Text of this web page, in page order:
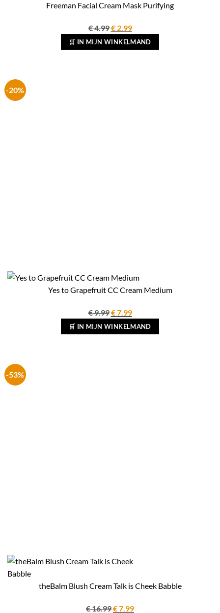
Freeman Facial Cream Mask Purifying
€4.99Oorspronkelijke
prijs
was:
€2.99Huidige
prijs
is:
🛒 IN MIJN WINKELMAND
-20%
Yes to Grapefruit CC Cream Medium
€9.99Oorspronkelijke
prijs
was:
€7.99Huidige
prijs
is:
🛒 IN MIJN WINKELMAND
-53%
theBalm Blush Cream Talk is Cheek Babble
€16.99Oorspronkelijke
€7.99Huidige